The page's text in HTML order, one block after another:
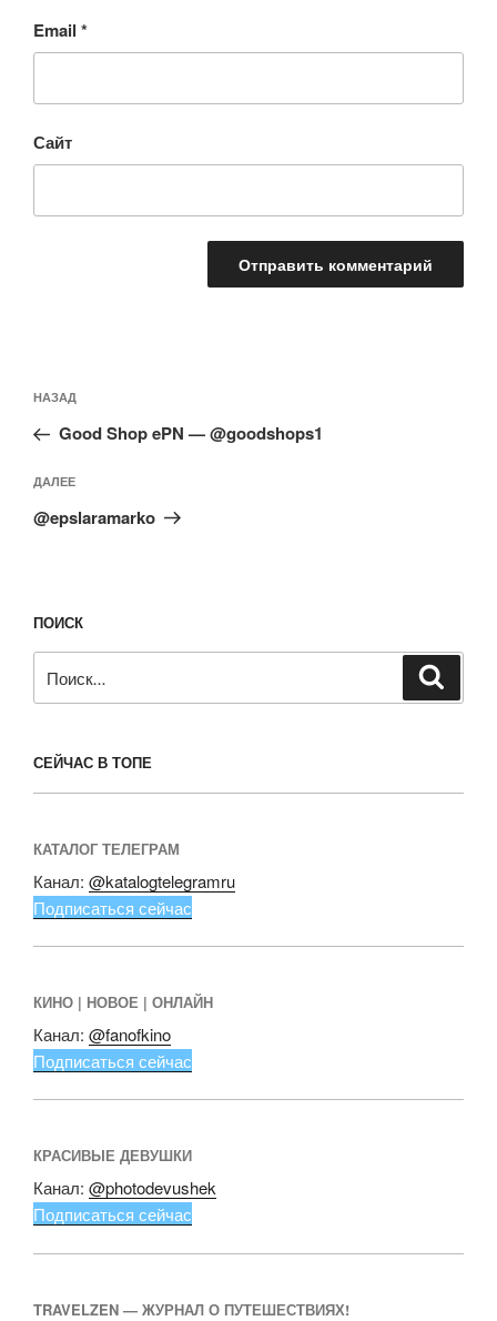
Email *
Сайт
по
записям
Предыдущая
запись:
НАЗАД
Good Shop ePN — @goodshops1
Следующая
запись
ДАЛЕЕ
@epslaramarko
ПОИСК
СЕЙЧАС В ТОПЕ
КАТАЛОГ ТЕЛЕГРАМ
Канал: @katalogtelegramru
Подписаться сейчас
КИНО | НОВОЕ | ОНЛАЙН
Канал: @fanofkino
Подписаться сейчас
КРАСИВЫЕ ДЕВУШКИ
Канал: @photodevushek
Подписаться сейчас
TRAVELZEN — ЖУРНАЛ О ПУТЕШЕСТВИЯХ!